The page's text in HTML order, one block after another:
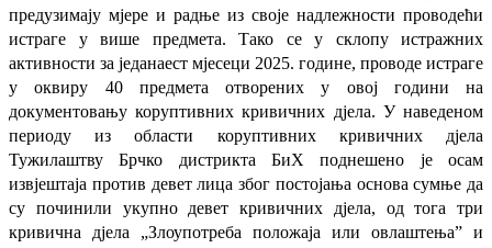
предузимају мјере и радње из своје надлежности проводећи
истраге у више предмета. Тако се у склопу истражних
активности за једанаест мјесеци 2025. године, проводе истраге
у оквиру 40 предмета отворених у овој години на
документовању коруптивних кривичних дјела. У наведеном
периоду из области коруптивних кривичних дјела
Тужилаштву Брчко дистрикта БиХ поднешено је осам
извјештаја против девет лица због постојања основа сумње да
су починили укупно девет кривичних дјела, од тога три
кривична дјела „Злоупотреба положаја или овлаштења” и